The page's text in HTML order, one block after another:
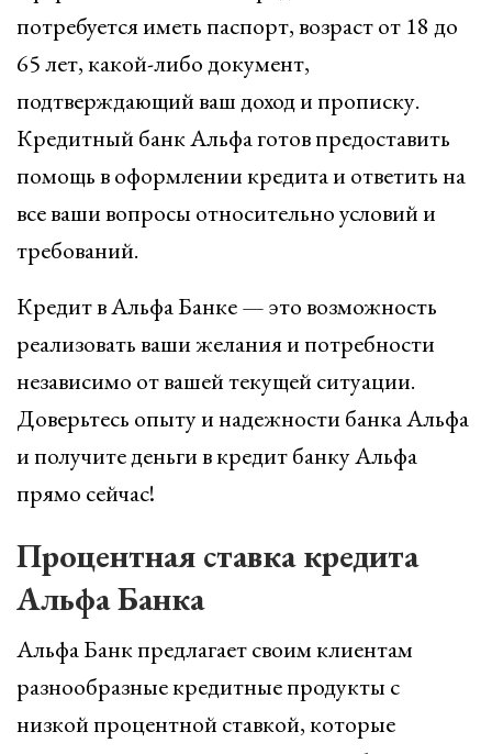
потребуется иметь паспорт, возраст от 18 до
65 лет, какой-либо документ,
подтверждающий ваш доход и прописку.
Кредитный банк Альфа готов предоставить
помощь в оформлении кредита и ответить на
все ваши вопросы относительно условий и
требований.
Кредит в Альфа Банке — это возможность
реализовать ваши желания и потребности
независимо от вашей текущей ситуации.
Доверьтесь опыту и надежности банка Альфа
и получите деньги в кредит банку Альфа
прямо сейчас!
Процентная ставка кредита
Альфа Банка
Альфа Банк предлагает своим клиентам
разнообразные кредитные продукты с
низкой процентной ставкой, которые